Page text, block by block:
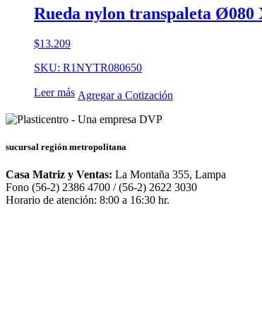
Rueda nylon transpaleta Ø080
$13.209
SKU: R1NYTR080650
Leer más Agregar a Cotización
sucursal región metropolitana
Casa Matriz y Ventas: La Montaña 355, Lampa
Fono (56-2) 2386 4700 / (56-2) 2622 3030
Horario de atención: 8:00 a 16:30 hr.